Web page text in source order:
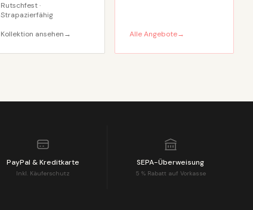
Rutschfest ·
Strapazierfähig
Kollektion ansehen→ Alle Angebote→
PayPal & Kreditkarte
Inkl. Käuferschutz
SEPA-Überweisung
5 % Rabatt auf Vorkasse